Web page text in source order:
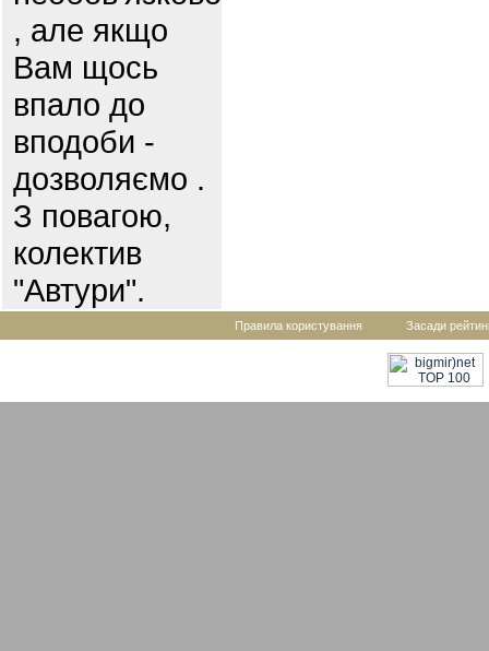
, але якщо
Вам щось
впало до
вподоби -
дозволяємо .
З повагою,
колектив
"Автури".
Правила користування Засади